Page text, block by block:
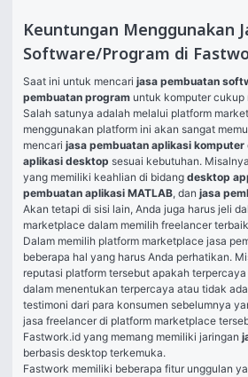
Keuntungan Menggunakan
Software/Program di
Saat ini untuk mencari jasa pembuatan
pembuatan program untuk komputer cukup
Salah satunya adalah melalui platform
menggunakan platform ini akan sangat
mencari jasa pembuatan aplikasi komputer
aplikasi desktop sesuai kebutuhan.
yang memiliki keahlian di bidang desktop
pembuatan aplikasi MATLAB, dan jasa
Akan tetapi di sisi lain, Anda juga harus jeli
marketplace dalam memilih freelancer
Dalam memilih platform marketplace jasa
beberapa hal yang harus Anda perhatikan.
reputasi platform tersebut apakah
dalam menentukan terpercaya atau tidak
testimoni dari para konsumen sebelumnya
jasa freelancer di platform marketplace
Fastwork.id yang memang memiliki jaringan
berbasis desktop terkemuka.
Fastwork memiliki beberapa fitur unggulan